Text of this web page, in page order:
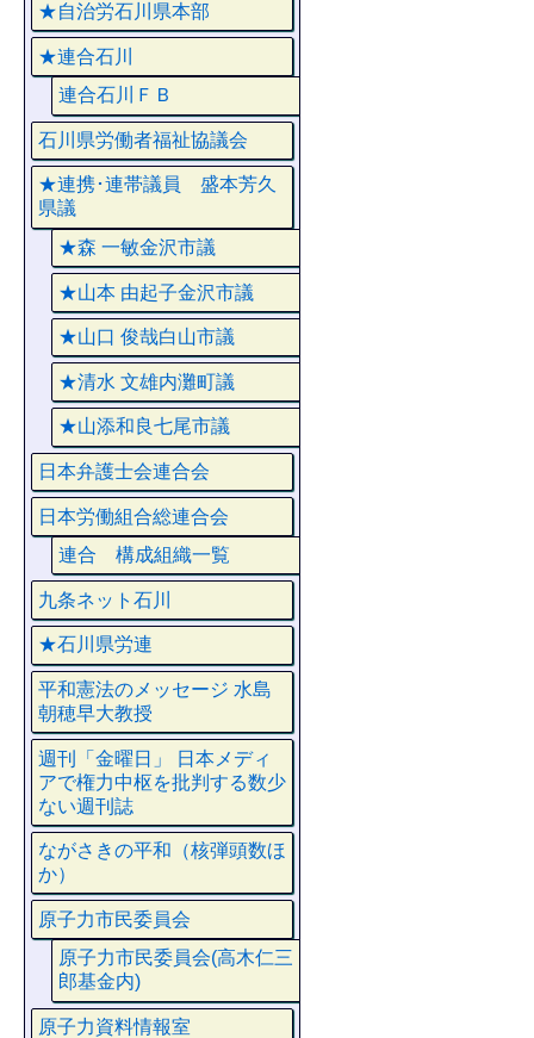
★自治労石川県本部
★連合石川
連合石川ＦＢ
石川県労働者福祉協議会
★連携･連帯議員 盛本芳久
県議
★森 一敏金沢市議
★山本 由起子金沢市議
★山口 俊哉白山市議
★清水 文雄内灘町議
★山添和良七尾市議
日本弁護士会連合会
日本労働組合総連合会
連合 構成組織一覧
九条ネット石川
★石川県労連
平和憲法のメッセージ 水島
朝穂早大教授
週刊「金曜日」 日本メディ
アで権力中枢を批判する数少
ない週刊誌
ながさきの平和（核弾頭数ほ
か）
原子力市民委員会
原子力市民委員会(高木仁三
郎基金内)
原子力資料情報室